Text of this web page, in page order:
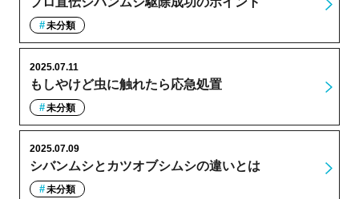
未分類
もしやけど虫に触れたら応急処置
2025.07.11
未分類
シバンムシとカツオブシムシの違いとは
2025.07.09
未分類